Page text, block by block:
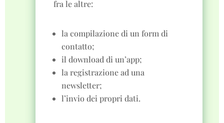
fra le altre:
la compilazione di un form di
contatto;
il download di un’app;
la registrazione ad una
newsletter;
l’invio dei propri dati.